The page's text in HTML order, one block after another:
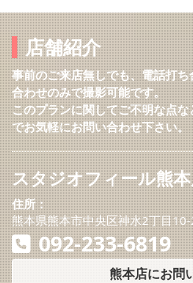
店舗紹介
事前のご来店無しでも、電話打
合わせのみで撮影可能です。
このプランに関してご不明な点
でお気軽にお問い合わせ下さい。
スタジオフィール熊
住所：
熊本県熊本市中央区神水2丁目
092-233-6819
熊本店にお問